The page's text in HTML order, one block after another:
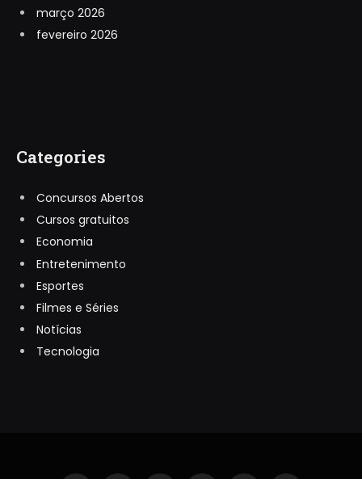
março 2026
fevereiro 2026
Categories
Concursos Abertos
Cursos gratuitos
Economia
Entretenimento
Esportes
Filmes e Séries
Notícias
Tecnologia